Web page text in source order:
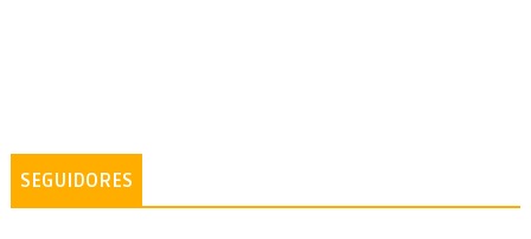
SEGUIDORES